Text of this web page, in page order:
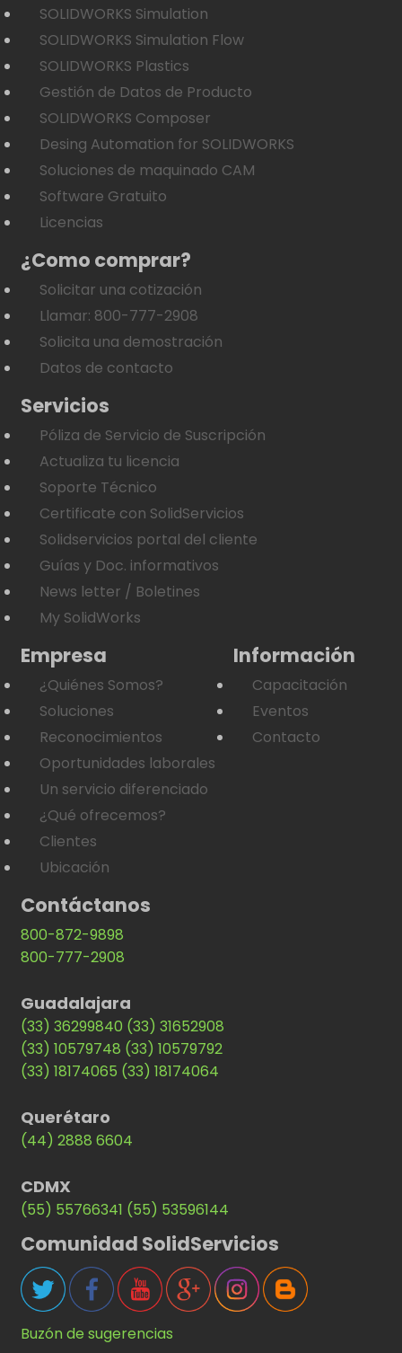
SOLIDWORKS Simulation
SOLIDWORKS Simulation Flow
SOLIDWORKS Plastics
Gestión de Datos de Producto
SOLIDWORKS Composer
Desing Automation for SOLIDWORKS
Soluciones de maquinado CAM
Software Gratuito
Licencias
¿Como comprar?
Solicitar una cotización
Llamar: 800-777-2908
Solicita una demostración
Datos de contacto
Servicios
Póliza de Servicio de Suscripción
Actualiza tu licencia
Soporte Técnico
Certificate con SolidServicios
Solidservicios portal del cliente
Guías y Doc. informativos
News letter / Boletines
My SolidWorks
Empresa
¿Quiénes Somos?
Soluciones
Reconocimientos
Oportunidades laborales
Un servicio diferenciado
¿Qué ofrecemos?
Clientes
Ubicación
Información
Capacitación
Eventos
Contacto
Contáctanos
800-872-9898
800-777-2908
Guadalajara
(33) 36299840 (33) 31652908
(33) 10579748 (33) 10579792
(33) 18174065 (33) 18174064
Querétaro
(44) 2888 6604
CDMX
(55) 55766341 (55) 53596144
Comunidad SolidServicios
Buzón de sugerencias